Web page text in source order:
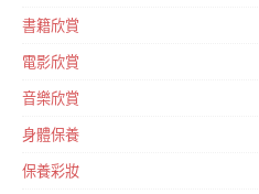
書籍欣賞
電影欣賞
音樂欣賞
身體保養
保養彩妝